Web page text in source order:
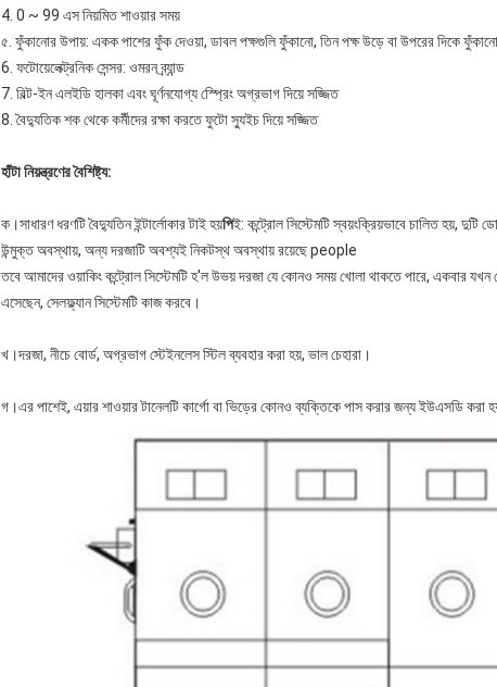
4. 0 ~ 99 এস নিয়মিত শাওয়ার সময়
৫. ফুঁকানোর উপায়: একক পাশের ফুঁক দেওয়া, ডাবল পক্ষগুলি ফুঁকানো, তিন পক্ষ উড়ে বা উপরের দিকে ফুঁকানো
6. ফটোয়েলেক্ট্রনিক সেন্সর: ওমরন ব্র্যান্ড
7. বিল্ট-ইন এলইডি হালকা এবং ঘূর্ণনযোগ্য স্প্রেিং অগ্রভাগ দিয়ে সজ্জিত
8. বৈদ্যুতিক শক থেকে কর্মীদের রক্ষা করতে ফুটো স্যুইচ দিয়ে সজ্জিত
হাঁটা নিয়ন্ত্রণের বৈশিষ্ট্য:
ক।সাধারণ ধরণটি বৈদ্যুতিন ইন্টার্লোকার টাই হয়পিই: কন্ট্রোল সিস্টেমটি স্বয়ংক্রিয়ভাবে চালিত হয়, দুটি
উন্মুক্ত অবস্থায়, অন্য দরজাটি অবশ্যই নিকটস্থ অবস্থায় রয়েছে people
তবে আমাদের ওয়াকিং কন্ট্রোল সিস্টেমটি হ'ল উভয় দরজা যে কোনও সময় খোলা থাকতে পারে, একবার যখন
এসেছেন, সেলফ্ল্যান সিস্টেমটি কাজ করবে।
খ।দরজা, নীচে বোর্ড, অগ্রভাগ স্টেইনলেস স্টিল ব্যবহার করা হয়, ভাল চেহারা।
গ।এর পাশেই, এয়ার শাওয়ার টানেলটি কার্গো বা ভিড়ের কোনও ব্যক্তিকে পাস করার জন্য ইউএসডি করা